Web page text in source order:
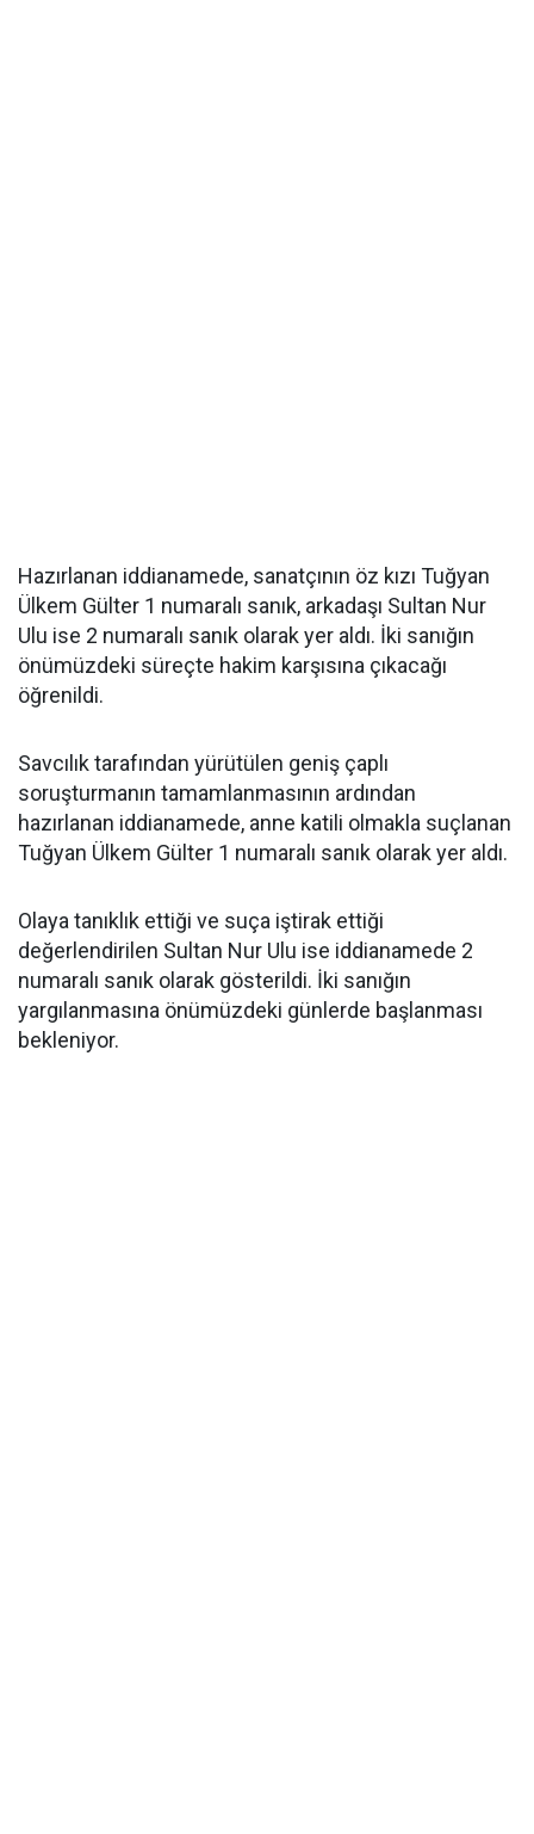
Hazırlanan iddianamede, sanatçının öz kızı Tuğyan
Ülkem Gülter 1 numaralı sanık, arkadaşı Sultan Nur
Ulu ise 2 numaralı sanık olarak yer aldı. İki sanığın
önümüzdeki süreçte hakim karşısına çıkacağı
öğrenildi.
Savcılık tarafından yürütülen geniş çaplı
soruşturmanın tamamlanmasının ardından
hazırlanan iddianamede, anne katili olmakla suçlanan
Tuğyan Ülkem Gülter 1 numaralı sanık olarak yer aldı.
Olaya tanıklık ettiği ve suça iştirak ettiği
değerlendirilen Sultan Nur Ulu ise iddianamede 2
numaralı sanık olarak gösterildi. İki sanığın
yargılanmasına önümüzdeki günlerde başlanması
bekleniyor.